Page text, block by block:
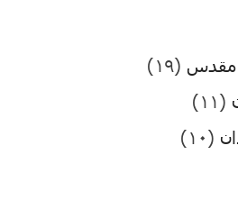
مقدس (۱۹)
(۱۱)
(۱۰)